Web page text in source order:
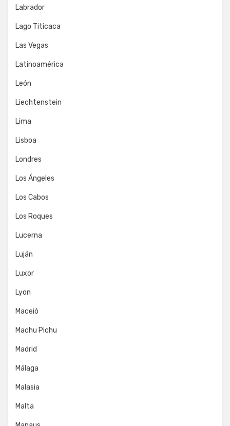
Labrador
Lago Titicaca
Las Vegas
Latinoamérica
León
Liechtenstein
Lima
Lisboa
Londres
Los Ángeles
Los Cabos
Los Roques
Lucerna
Luján
Luxor
Lyon
Maceió
Machu Pichu
Madrid
Málaga
Malasia
Malta